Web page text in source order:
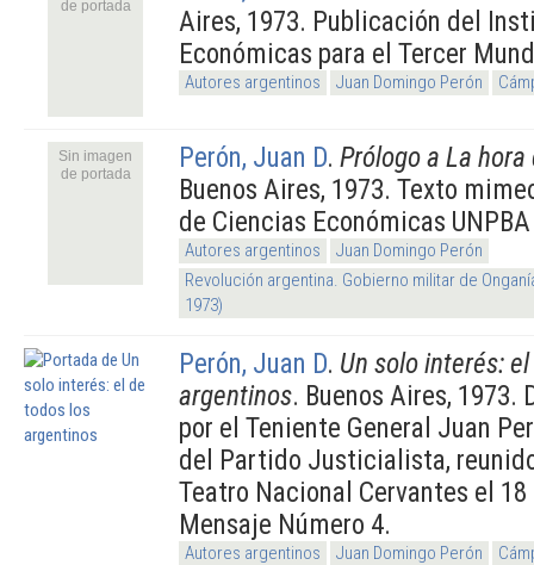
de portada
Aires, 1973. Publicación del
Económicas para el Tercer
Autores argentinos Juan Domingo Perón
Sin imagen
de portada
Perón, Juan D. Prólogo a La
Buenos Aires, 1973. Texto
de Ciencias Económicas UNPBA
Autores argentinos
Juan Domingo Perón
Revolución argentina. Gobierno militar de
1973)
Perón, Juan D. Un solo interés:
argentinos. Buenos Aires, 1973.
por el Teniente General Juan
del Partido Justicialista,
Teatro Nacional Cervantes el
Mensaje Número 4.
Autores argentinos Juan Domingo Perón